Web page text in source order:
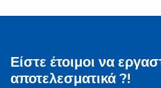
Είστε έτοιμοι να
αποτελεσματικά ?!